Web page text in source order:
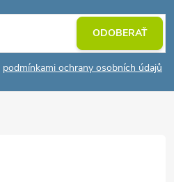
podmínkami ochrany osobních údajů
ODOBERAŤ